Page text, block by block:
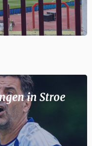
in Stroe